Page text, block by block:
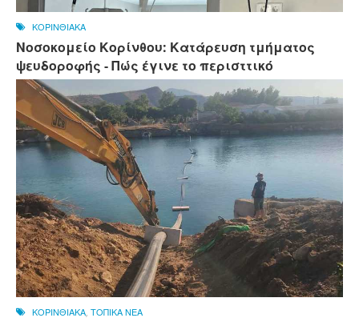
ΚΟΡΙΝΘΙΑΚΑ
Νοσοκομείο Κορίνθου: Κατάρευση τμήματος
ψευδοροφής - Πώς έγινε το περισττικό
ΚΟΡΙΝΘΙΑΚΑ ΤΟΠΙΚΑ ΝΕΑ